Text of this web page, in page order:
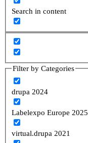
Search in content
Filter by Categories
drupa 2024
Labelexpo Europe 2025
virtual.drupa 2021